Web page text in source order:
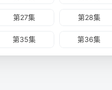
第27集 第28集
第35集 第36集